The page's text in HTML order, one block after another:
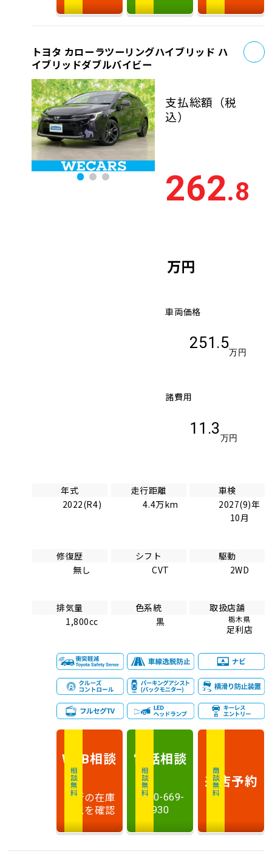
トヨタ カローラツーリングハイブリッド ハ
イブリッドダブルバイビー
支払総額 （税
込）
262.8
万円
車両価格
251.5
万円
諸費用
11.3
万円
年式
2022(R4)
走行距離
4.4万km
車検
2027(9)年
10月
修復歴
無し
シフト
CVT
駆動
2WD
排気量
1,800cc
色系統
黒
取扱店舗
栃木県
足利店
相談無料
WEB相談
最新の在庫
状況を確認
相談無料
電話相談
0120-669-
930
商談無料
来店予約